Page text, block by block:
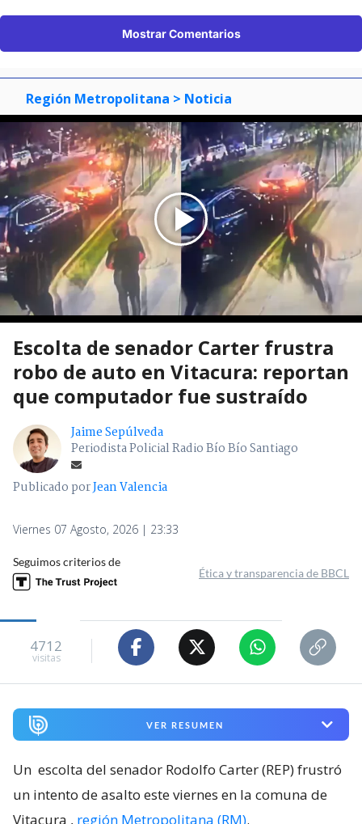
Mostrar Comentarios
Región Metropolitana > Noticia
Escolta de senador Carter frustra
robo de auto en Vitacura: reportan
que computador fue sustraído
Jaime Sepúlveda
Periodista Policial Radio Bío Bío Santiago
Publicado porJean Valencia
Viernes 07 Agosto, 2026 | 23:33
Seguimos criterios de
Ética y transparencia de BBCL
4712
visitas
VER RESUMEN
Un escolta del senador Rodolfo Carter (REP) frustró
un intento de asalto este viernes en la comuna de
Vitacura , región Metropolitana (RM).